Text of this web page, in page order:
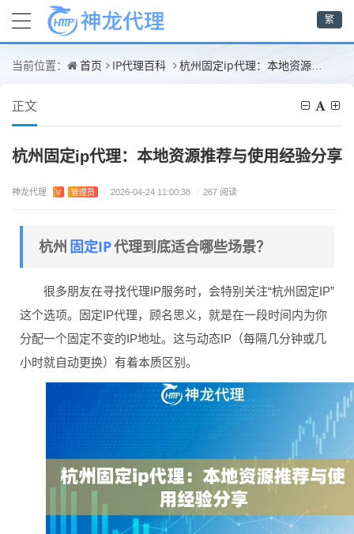
繁
当前位置： 首页 IP代理百科 杭州固定ip代理：本地资源推荐与使用经验分享
正文
杭州固定ip代理：本地资源推荐与使用经验分享
神龙代理 V 管理员 / 2026-04-24 11:00:38 / 267 阅读
杭州 固定IP代理到底适合哪些场景？
很多朋友在寻找代理IP服务时，会特别关注“杭州固定IP”
这个选项。固定IP代理，顾名思义，就是在一段时间内为你
分配一个固定不变的IP地址。这与动态IP（每隔几分钟或几
小时就自动更换）有着本质区别。